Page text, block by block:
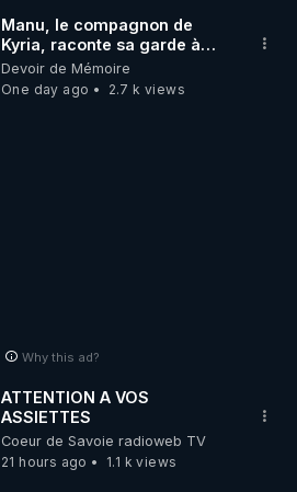
Manu, le compagnon de
Kyria, raconte sa garde à
vue musclée. PARTAGEZ!
Devoir de Mémoire
One day ago
2.7 k views
Why this ad?
ATTENTION A VOS
ASSIETTES
Coeur de Savoie radioweb TV
21 hours ago
1.1 k views